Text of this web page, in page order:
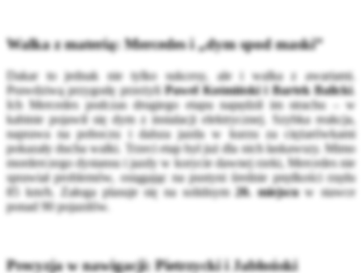
Walka z materią: Mercedes i „dym spod maski”
Dakar to jednak nie tylko sukcesy, ale i walka z awariami.
Prawdziwą przygodę przeżyliPaweł Kośmiński i Bartek Balicki.
Ich Mercedes podczas drugiego etapu napędził im strachu – w
kabinie pojawił się dym z instalacji elektrycznej. Szybka reakcja,
naprawa na poboczu i dalsza jazda w kurzu za ciężarówkami
pokazały ducha walki. Trzeci etap był już dla nich łaskawszy. Mimo
morderczego dystansu i jazdy w korycie dawnej rzeki, Mercedes nie
sprawiał problemów, osiągając na pustyni średnie prędkości rzędu
85 km/h. Załoga plasuje się na solidnym 20. miejscuw stawce
ponad 90 pojazdów.
Precyzja w nawigacji: Pietrzycki i Jabłoński